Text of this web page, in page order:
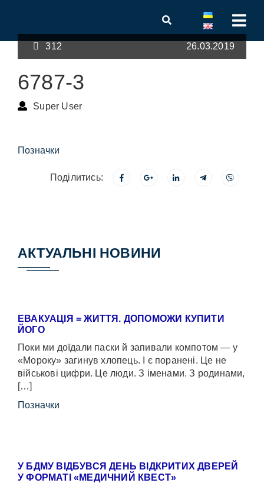
312 26.03.2019
6787-3
Super User
Позначки
Поділитись:
АКТУАЛЬНІ НОВИНИ
ЕВАКУАЦІЯ = ЖИТТЯ. ДОПОМОЖИ КУПИТИ
ЙОГО
Поки ми доїдали паски й запивали компотом — у
«Мороку» загинув хлопець. І є поранені. Це не
військові цифри. Це люди. З іменами. З родинами,
[…]
Позначки
У БДМУ ВІДБУВСЯ ДЕНЬ ВІДКРИТИХ ДВЕРЕЙ
У ФОРМАТІ «МЕДИЧНИЙ КВЕСТ»